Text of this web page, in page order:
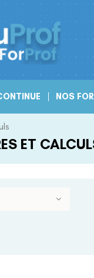
NOS
ET